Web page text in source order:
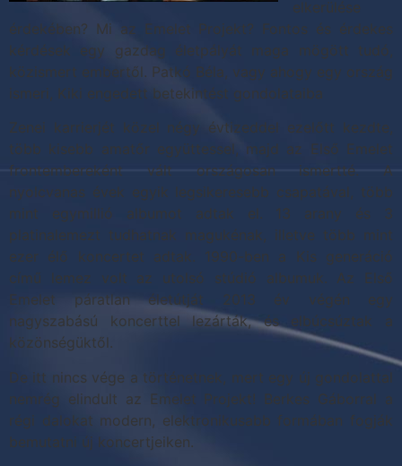
elkerülése
érdekében? Mi az Emelet Projekt? Fontos és érdekes
kérdések egy gazdag életpályát maga mögött tudó,
közismert embertől. Patkó Béla, vagy ahogy egy ország
ismeri, Kiki engedett betekintést gondolataiba
Zenei karrierjét közel négy évtizeddel ezelőtt kezdte,
több kisebb amatőr együttessel, majd az Első Emelet
frontembereként vált országosan ismertté. A
nyolcvanas évek egyik legsikeresebb csapatával, több
mint egymillió albumot adtak el. 13 arany és 3
platinalemezt tudhatnak magukénak, illetve több mint
ezer élő koncertet adtak. 1990-ben a Kis generáció
című lemez volt az utolsó stúdió albumuk. Az Első
Emelet páratlan életútját 2013 év végén egy
nagyszabású koncerttel lezárták, és elbúcsúztak a
közönségüktől.
De itt nincs vége a történetnek, mert egy új gondolattal
nemrég elindult az Emelet Projekt! Berkes Gáborral a
régi dalokat modern, elektronikusabb formában fogják
bemutatni új koncertjeiken.